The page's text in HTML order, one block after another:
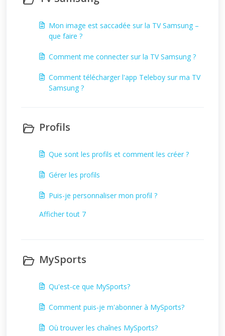
Mon image est saccadée sur la TV Samsung –
que faire ?
Comment me connecter sur la TV Samsung ?
Comment télécharger l'app Teleboy sur ma TV
Samsung ?
Profils
Que sont les profils et comment les créer ?
Gérer les profils
Puis-je personnaliser mon profil ?
Afficher tout 7
MySports
Qu'est-ce que MySports?
Comment puis-je m'abonner à MySports?
Où trouver les chaînes MySports?